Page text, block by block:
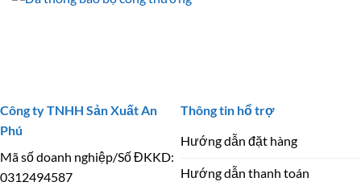
Công ty TNHH Sản Xuất An
Phú
Mã số doanh nghiệp/Số ĐKKD:
0312494587
Thông tin hổ trợ
Hướng dẫn đặt hàng
Hướng dẫn thanh toán